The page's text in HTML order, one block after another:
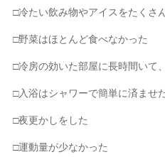
□冷たい飲み物やアイスをたくさ
□野菜はほとんど食べなかった
□冷房の効いた部屋に長時間いて
□入浴はシャワーで簡単に済ませ
□夜更かしをした
□運動量が少なかった